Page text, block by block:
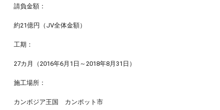
請負金額：
約21億円（JV全体金額）
工期：
27カ月（2016年6月1日～2018年8月31日）
施工場所：
カンボジア王国 カンポット市